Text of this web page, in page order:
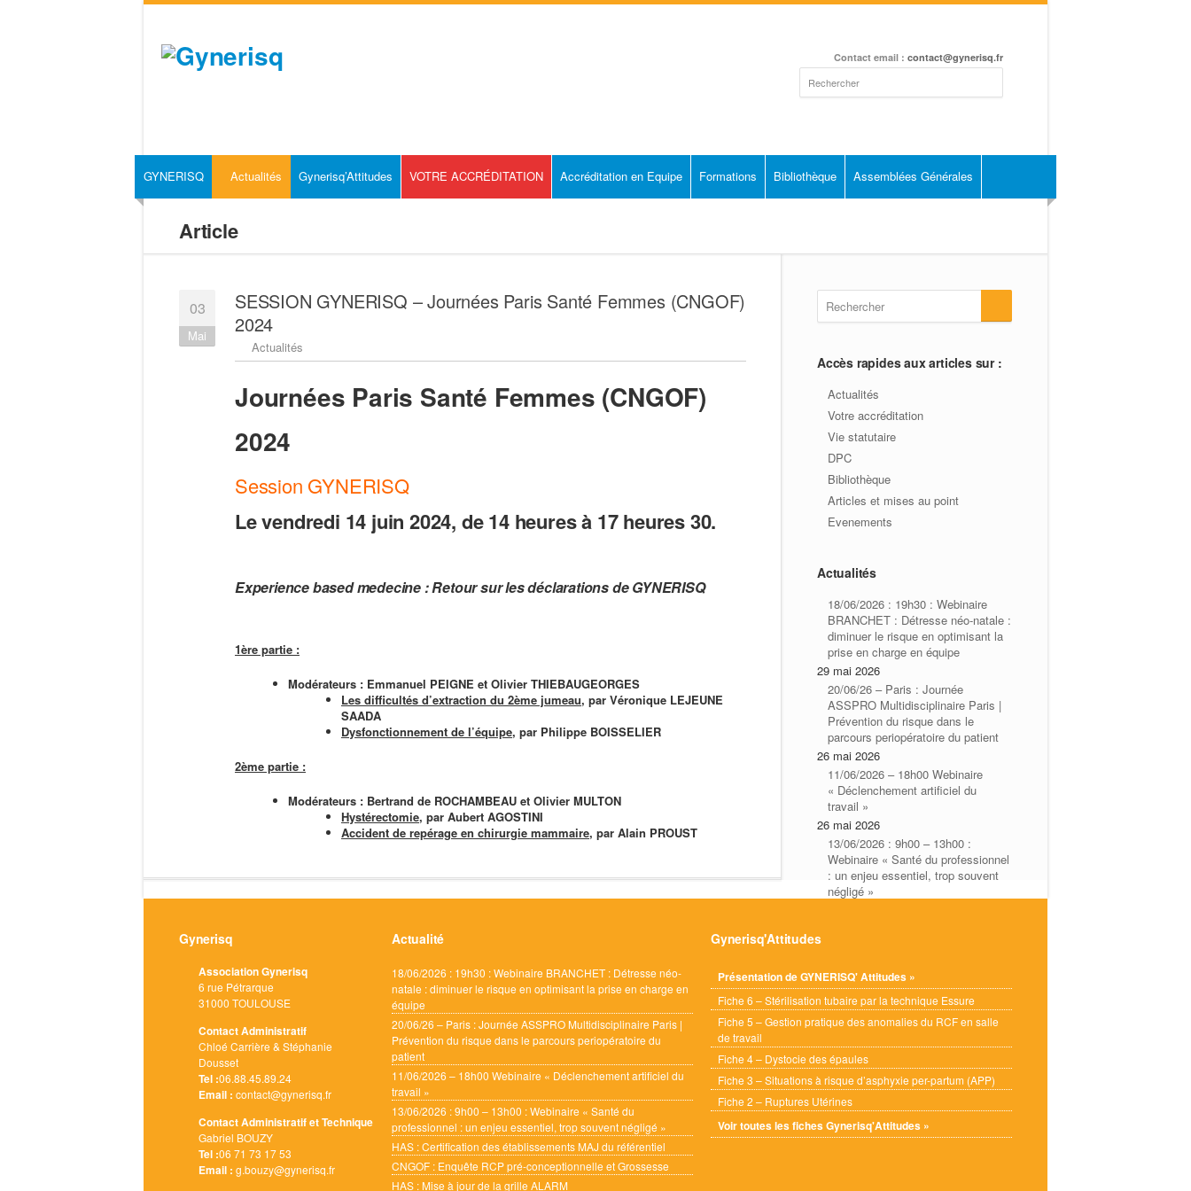
Contact email : contact@gynerisq.fr
GYNERISQ Actualités Gynerisq’Attitudes VOTRE ACCRÉDITATION Accréditation en Equipe Formations Bibliothèque Assemblées Générales
Article
03
Mai
SESSION GYNERISQ – Journées Paris Santé Femmes (CNGOF)
2024
Actualités
Journées Paris Santé Femmes (CNGOF)
2024
Session GYNERISQ
Le vendredi 14 juin 2024, de 14 heures à 17 heures 30.
Experience based medecine : Retour sur les déclarations de GYNERISQ
1ère partie :
Modérateurs : Emmanuel PEIGNE et Olivier THIEBAUGEORGES
Les difficultés d’extraction du 2ème jumeau, par Véronique LEJEUNE
SAADA
Dysfonctionnement de l’équipe, par Philippe BOISSELIER
2ème partie :
Modérateurs : Bertrand de ROCHAMBEAU et Olivier MULTON
Hystérectomie, par Aubert AGOSTINI
Accident de repérage en chirurgie mammaire, par Alain PROUST
Accès rapides aux articles sur :
Actualités
Votre accréditation
Vie statutaire
DPC
Bibliothèque
Articles et mises au point
Evenements
Actualités
18/06/2026 : 19h30 : Webinaire
BRANCHET : Détresse néo-natale :
diminuer le risque en optimisant la
prise en charge en équipe
29 mai 2026
20/06/26 – Paris : Journée
ASSPRO Multidisciplinaire Paris |
Prévention du risque dans le
parcours periopératoire du patient
26 mai 2026
11/06/2026 – 18h00 Webinaire
« Déclenchement artificiel du
travail »
26 mai 2026
13/06/2026 : 9h00 – 13h00 :
Webinaire « Santé du professionnel
: un enjeu essentiel, trop souvent
négligé »
Bibliothèque →
Gynerisq
Association Gynerisq
6 rue Pétrarque
31000 TOULOUSE
Contact Administratif
Chloé Carrière & Stéphanie
Dousset
Tel :06.88.45.89.24
Email : contact@gynerisq.fr
Contact Administratif et Technique
Gabriel BOUZY
Tel :06 71 73 17 53
Email : g.bouzy@gynerisq.fr
Actualité
18/06/2026 : 19h30 : Webinaire BRANCHET : Détresse néo-
natale : diminuer le risque en optimisant la prise en charge en
équipe
20/06/26 – Paris : Journée ASSPRO Multidisciplinaire Paris |
Prévention du risque dans le parcours periopératoire du
patient
11/06/2026 – 18h00 Webinaire « Déclenchement artificiel du
travail »
13/06/2026 : 9h00 – 13h00 : Webinaire « Santé du
professionnel : un enjeu essentiel, trop souvent négligé »
HAS : Certification des établissements MAJ du référentiel
CNGOF : Enquête RCP pré-conceptionnelle et Grossesse
HAS : Mise à jour de la grille ALARM
Gynerisq'Attitudes
Présentation de GYNERISQ' Attitudes »
Fiche 6 – Stérilisation tubaire par la technique Essure
Fiche 5 – Gestion pratique des anomalies du RCF en salle
de travail
Fiche 4 – Dystocie des épaules
Fiche 3 – Situations à risque d’asphyxie per-partum (APP)
Fiche 2 – Ruptures Utérines
Voir toutes les fiches Gynerisq'Attitudes »